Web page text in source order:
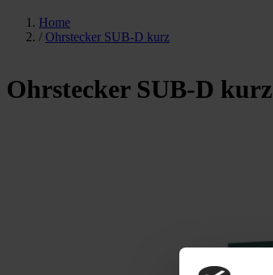
Home
/ Ohrstecker SUB-D kurz
Ohrstecker SUB-D kurz